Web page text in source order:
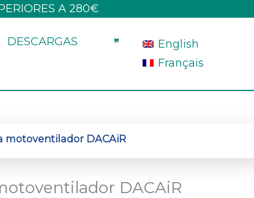
A 280€
DESCARGAS
English
Français
motoventilador DACAiR
DACAiR